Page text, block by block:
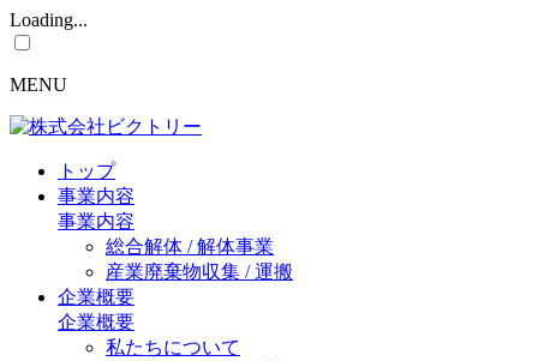
Loading...
MENU
トップ
事業内容
事業内容
総合解体 / 解体事業
産業廃棄物収集 / 運搬
企業概要
企業概要
私たちについて